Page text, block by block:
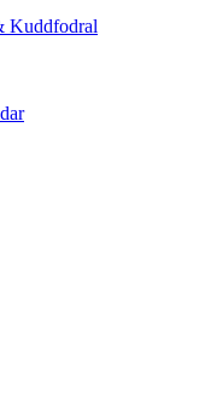
Kuddfodral